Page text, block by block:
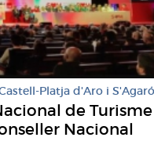
Platja d'Aro i S'Agaró
de Turisme
Nacional